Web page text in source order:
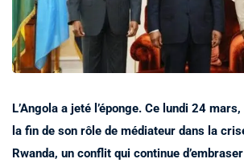
L’Angola a jeté l’éponge. Ce lundi 24
la fin de son rôle de médiateur dans la
Rwanda, un conflit qui continue